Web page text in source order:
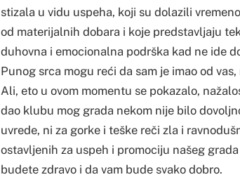
stizala u vidu uspeha, koji su dolazili
od materijalnih dobara i koje predstavljaju
duhovna i emocionalna podrška kad ne ide
Punog srca mogu reći da sam je imao od
Ali, eto u ovom momentu se pokazalo,
dao klubu mog grada nekom nije bilo
uvrede, ni za gorke i teške reči zla i
ostavljenih za uspeh i promociju našeg
budete zdravo i da vam bude svako dobro.